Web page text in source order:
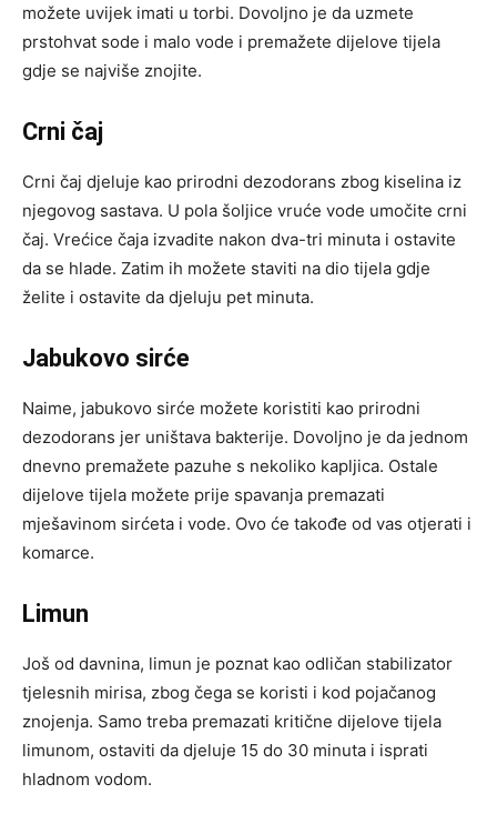
možete uvijek imati u torbi. Dovoljno je da uzmete
prstohvat sode i malo vode i premažete dijelove tijela
gdje se najviše znojite.
Crni čaj
Crni čaj djeluje kao prirodni dezodorans zbog kiselina iz
njegovog sastava. U pola šoljice vruće vode umočite crni
čaj. Vrećice čaja izvadite nakon dva-tri minuta i ostavite
da se hlade. Zatim ih možete staviti na dio tijela gdje
želite i ostavite da djeluju pet minuta.
Jabukovo sirće
Naime, jabukovo sirće možete koristiti kao prirodni
dezodorans jer uništava bakterije. Dovoljno je da jednom
dnevno premažete pazuhe s nekoliko kapljica. Ostale
dijelove tijela možete prije spavanja premazati
mješavinom sirćeta i vode. Ovo će takođe od vas otjerati i
komarce.
Limun
Još od davnina, limun je poznat kao odličan stabilizator
tjelesnih mirisa, zbog čega se koristi i kod pojačanog
znojenja. Samo treba premazati kritične dijelove tijela
limunom, ostaviti da djeluje 15 do 30 minuta i isprati
hladnom vodom.